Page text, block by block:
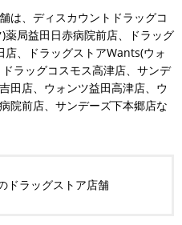
は、ディスカウントドラッグコ
局益田日赤病院前店、ドラッグ
、ドラッグストアWants(ウォ
ラッグコスモス高津店、サンデ
田店、ウォンツ益田高津店、ウ
院前店、サンデーズ下本郷店な
ドラッグストア店舗